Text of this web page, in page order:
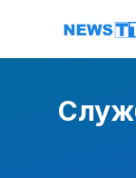
Перейти к